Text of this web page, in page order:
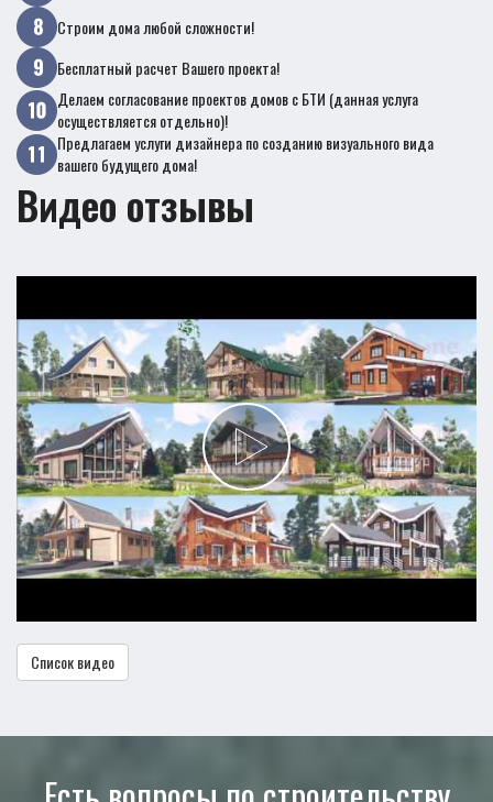
Строим дома любой сложности!
Бесплатный расчет Вашего проекта!
Делаем согласование проектов домов с БТИ (данная услуга
осуществляется отдельно)!
Предлагаем услуги дизайнера по созданию визуального вида
вашего будущего дома!
Видео отзывы
Список видео